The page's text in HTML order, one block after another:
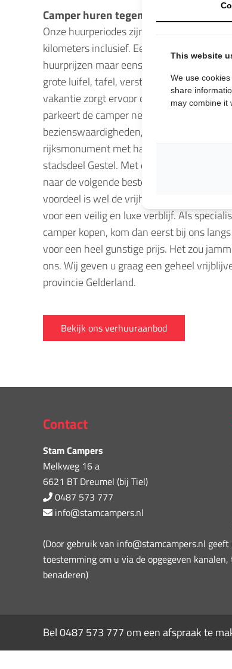
Camper huren tegen een scherp tarief
Onze huurperiodes zijn van vrijdag tot
kilometers inclusief. Een camper huren
huurprijzen maar eens. U zult verrast zijn.
grote luifel, tafel, verstelbare stoelen,
vakantie zorgt ervoor dat u alle leuke
parkeert de camper net buiten de stad en
bezienswaardigheden, die zeker de
rijksmonument met haar twee 73 meter
stadsdeel Gestel. Met de fiets kunt u er
naar de volgende bestemming. Een
voordeel is wel de vrijheid die u ervaart. U
voor een veilig en luxe verblijf. Als
camper kopen, kom dan eerst bij ons
voor een heel gunstige prijs. Het zou
ons. Wij geven u graag een geheel
provincie Gelderland.
Bekijk ons verhuuraanbod
Contact
Stam Campers
Melkweg 16 a
6621 BT Dreumel (bij Tiel)
0487 573 777
info@stamcampers.nl
(Door gebruik van info@stamcampers.nl geeft
toestemming om u via de opgegeven
benaderen)
Bel0487 573 777 om een afspraak te
This website
We use
share
may combine it